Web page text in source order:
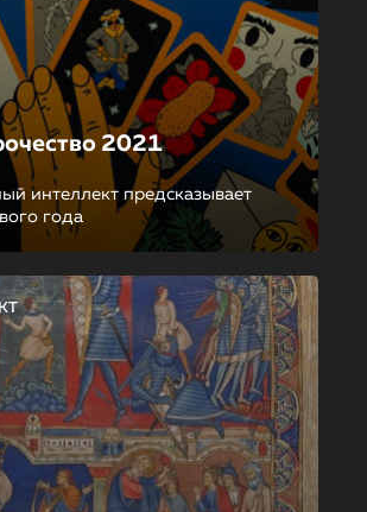
2021
интеллект предсказывает
года